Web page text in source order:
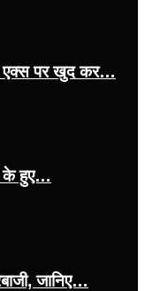
एक्स पर खुद कर…
के हुए…
जानिए…